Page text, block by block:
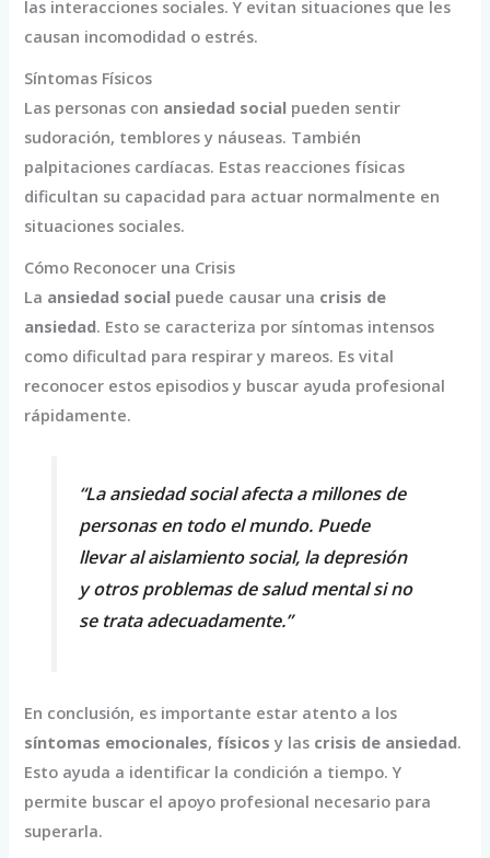
las interacciones sociales. Y evitan situaciones que les
causan incomodidad o estrés.
Síntomas Físicos
Las personas con ansiedad social pueden sentir
sudoración, temblores y náuseas. También
palpitaciones cardíacas. Estas reacciones físicas
dificultan su capacidad para actuar normalmente en
situaciones sociales.
Cómo Reconocer una Crisis
La ansiedad social puede causar una crisis de
ansiedad. Esto se caracteriza por síntomas intensos
como dificultad para respirar y mareos. Es vital
reconocer estos episodios y buscar ayuda profesional
rápidamente.
“Laansiedad socialafecta a millones de
personas en todo el mundo. Puede
llevar al aislamiento social, la depresión
y otros problemas de salud mental si no
se trata adecuadamente.”
En conclusión, es importante estar atento a los
síntomas emocionales, físicos y las crisis de ansiedad.
Esto ayuda a identificar la condición a tiempo. Y
permite buscar el apoyo profesional necesario para
superarla.